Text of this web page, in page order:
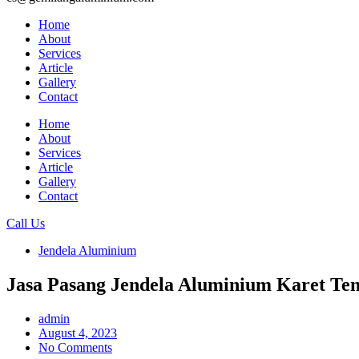
Home
About
Services
Article
Gallery
Contact
Home
About
Services
Article
Gallery
Contact
Call Us
Jendela Aluminium
Jasa Pasang Jendela Aluminium Karet
admin
August 4, 2023
No Comments